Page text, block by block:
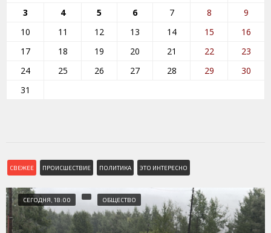
3
4 5 6 7 8
9
10
11 12 13 14 15
16
17
18 19 20 21 22
23
24
25 26 27 28 29
30
31
СВЕЖЕЕ ПРОИСШЕСТВИЕ ПОЛИТИКА ЭТО ИНТЕРЕСНО
СЕГОДНЯ, 18:00 ОБЩЕСТВО